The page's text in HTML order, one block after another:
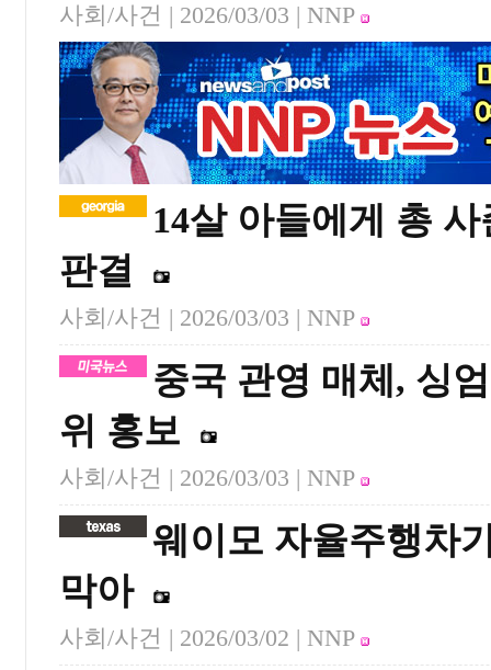
사회/사건 | 2026/03/03 | NNP
14살 아들에게 총
판결
사회/사건 | 2026/03/03 | NNP
중국 관영 매체, 싱
위 홍보
사회/사건 | 2026/03/03 | NNP
웨이모 자율주행차
막아
사회/사건 | 2026/03/02 | NNP